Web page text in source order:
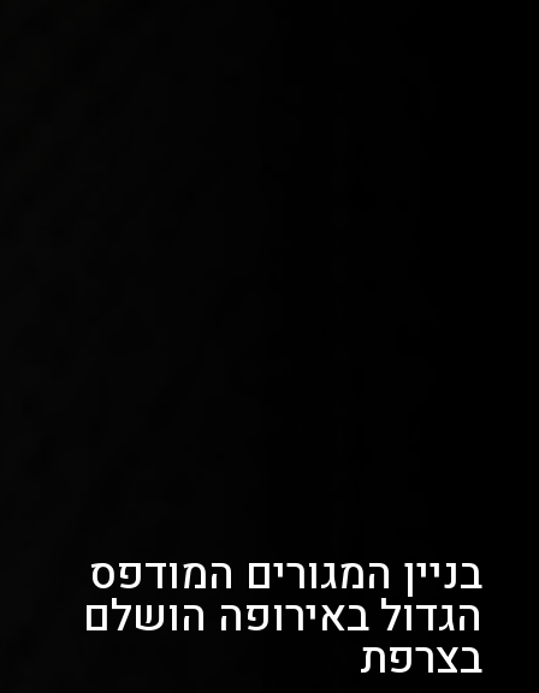
בניין המגורים המודפס
הגדול באירופה הושלם
בצרפת